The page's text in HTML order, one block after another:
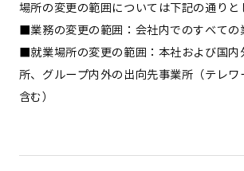
場所の変更の範囲については下記の通りと
■業務の変更の範囲：会社内でのすべての
■就業場所の変更の範囲：本社および国
所、グループ内外の出向先事業所（テレワ
含む）